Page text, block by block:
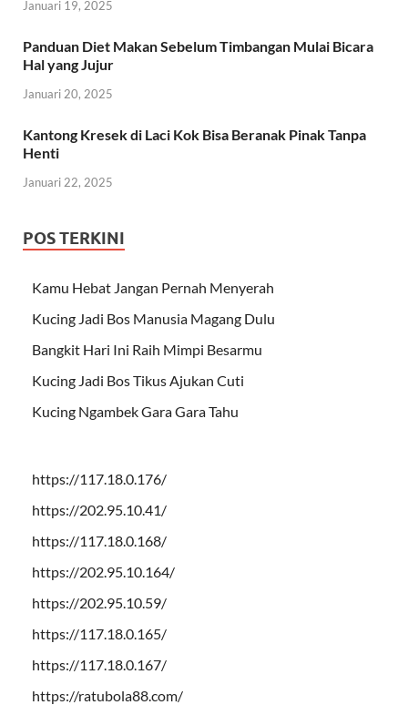
Januari 19, 2025
Panduan Diet Makan Sebelum Timbangan Mulai Bicara
Hal yang Jujur
Januari 20, 2025
Kantong Kresek di Laci Kok Bisa Beranak Pinak Tanpa
Henti
Januari 22, 2025
POS TERKINI
Kamu Hebat Jangan Pernah Menyerah
Kucing Jadi Bos Manusia Magang Dulu
Bangkit Hari Ini Raih Mimpi Besarmu
Kucing Jadi Bos Tikus Ajukan Cuti
Kucing Ngambek Gara Gara Tahu
https://117.18.0.176/
https://202.95.10.41/
https://117.18.0.168/
https://202.95.10.164/
https://202.95.10.59/
https://117.18.0.165/
https://117.18.0.167/
https://ratubola88.com/